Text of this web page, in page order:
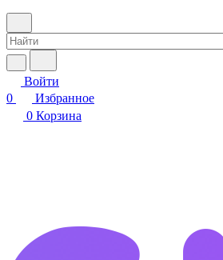
Войти
0
Избранное
0 Корзина